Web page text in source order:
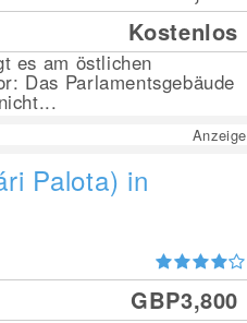
Kostenlos
es am östlichen
Das Parlamentsgebäude
Anzeige
Palota) in
GBP3,800